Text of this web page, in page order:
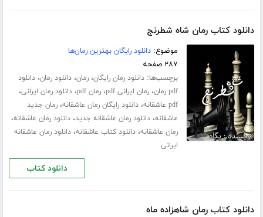
دانلود کتاب رمان شاه شطرنج
موضوع:دانلود رایگان بهترین رمان‌ها
۲۸۷ صفحه
برچسب‌ها:دانلود رمان رایگان،رمان،دانلود رمان،دانلود
pdf رمان
،رمان ایرانی pdf ،رمان pdf ،دانلود رمان ایرانی،
pdf عاشقانه ،دانلود رایگان رمان عاشقانه،رمان جدید
عاشقانه،دانلود رمان عاشقانه جدید،دانلود رمان عاشقانه،
رمان عاشقانه،دانلود کتاب عاشقانه،دانلود رمان عاشقانه
ایرانی
دانلود کتاب
دانلود کتاب رمان شاهزاده ماه